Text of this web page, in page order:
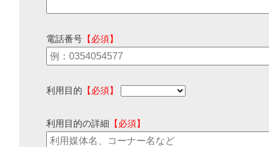
電話番号 【必須】
利用目的 【必須】
利用目的の詳細 【必須】